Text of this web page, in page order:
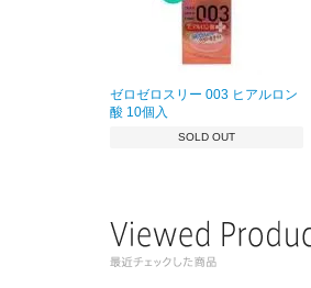
ゼロゼロスリー 003 ヒアルロン
酸 10個入
SOLD OUT